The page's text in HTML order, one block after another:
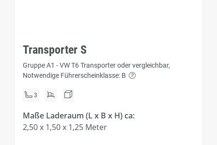
Transporter S
Gruppe A1 - VW T6 Transporter oder vergleichbar,
Notwendige Führerscheinklasse: B
3
Maße Laderaum (L x B x H) ca:
2,50 x 1,50 x 1,25 Meter